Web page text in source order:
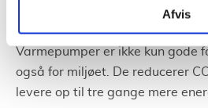
Afvis
Varmepumper er ikke kun gode
også for miljøet. De reducerer
levere op til tre gange mere